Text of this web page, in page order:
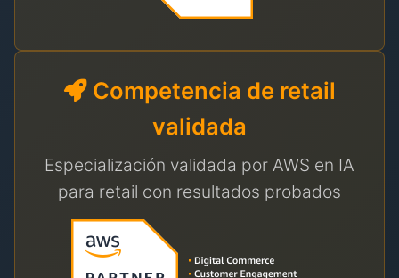
Competencia de retail
validada
Especialización validada por AWS en IA
para retail con resultados probados